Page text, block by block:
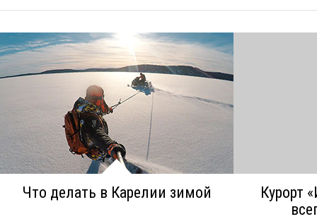
Что делать в Карелии зимой
Курорт